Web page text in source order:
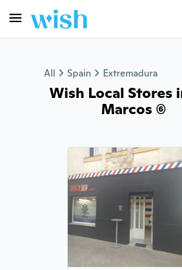
All Spain Extremadura
Wish Local Stores
Marcos (6)